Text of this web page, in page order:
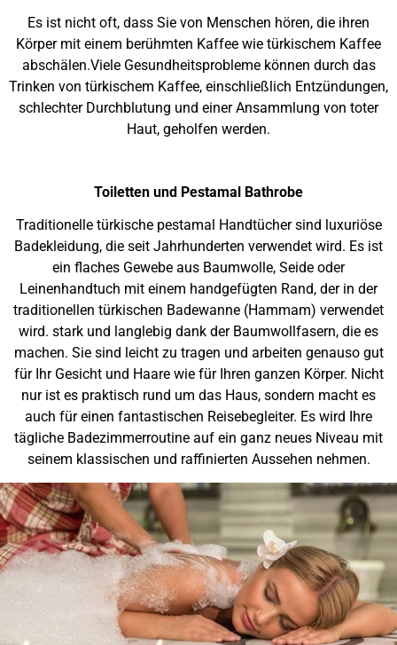
Es ist nicht oft, dass Sie von Menschen hören, die ihren
Körper mit einem berühmten Kaffee wie türkischem Kaffee
abschälen.Viele Gesundheitsprobleme können durch das
Trinken von türkischem Kaffee, einschließlich Entzündungen,
schlechter Durchblutung und einer Ansammlung von toter
Haut, geholfen werden.
Toiletten und Pestamal Bathrobe
Traditionelle türkische pestamal Handtücher sind luxuriöse
Badekleidung, die seit Jahrhunderten verwendet wird. Es ist
ein flaches Gewebe aus Baumwolle, Seide oder
Leinenhandtuch mit einem handgefügten Rand, der in der
traditionellen türkischen Badewanne (Hammam) verwendet
wird. stark und langlebig dank der Baumwollfasern, die es
machen. Sie sind leicht zu tragen und arbeiten genauso gut
für Ihr Gesicht und Haare wie für Ihren ganzen Körper. Nicht
nur ist es praktisch rund um das Haus, sondern macht es
auch für einen fantastischen Reisebegleiter. Es wird Ihre
tägliche Badezimmerroutine auf ein ganz neues Niveau mit
seinem klassischen und raffinierten Aussehen nehmen.